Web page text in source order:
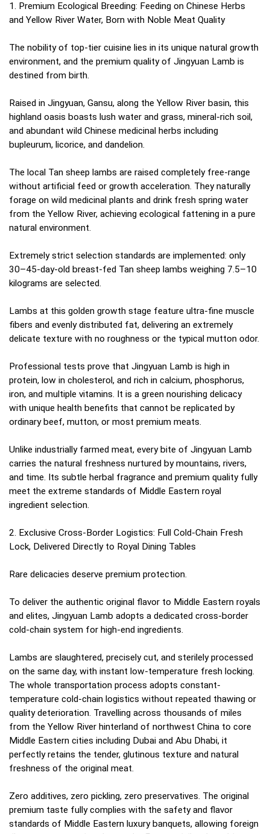
1. Premium Ecological Breeding: Feeding on Chinese Herbs
and Yellow River Water, Born with Noble Meat Quality
The nobility of top-tier cuisine lies in its unique natural growth
environment, and the premium quality of Jingyuan Lamb is
destined from birth.
Raised in Jingyuan, Gansu, along the Yellow River basin, this
highland oasis boasts lush water and grass, mineral-rich soil,
and abundant wild Chinese medicinal herbs including
bupleurum, licorice, and dandelion.
The local Tan sheep lambs are raised completely free-range
without artificial feed or growth acceleration. They naturally
forage on wild medicinal plants and drink fresh spring water
from the Yellow River, achieving ecological fattening in a pure
natural environment.
Extremely strict selection standards are implemented: only
30–45-day-old breast-fed Tan sheep lambs weighing 7.5–10
kilograms are selected.
Lambs at this golden growth stage feature ultra-fine muscle
fibers and evenly distributed fat, delivering an extremely
delicate texture with no roughness or the typical mutton odor.
Professional tests prove that Jingyuan Lamb is high in
protein, low in cholesterol, and rich in calcium, phosphorus,
iron, and multiple vitamins. It is a green nourishing delicacy
with unique health benefits that cannot be replicated by
ordinary beef, mutton, or most premium meats.
Unlike industrially farmed meat, every bite of Jingyuan Lamb
carries the natural freshness nurtured by mountains, rivers,
and time. Its subtle herbal fragrance and premium quality fully
meet the extreme standards of Middle Eastern royal
ingredient selection.
2. Exclusive Cross-Border Logistics: Full Cold-Chain Fresh
Lock, Delivered Directly to Royal Dining Tables
Rare delicacies deserve premium protection.
To deliver the authentic original flavor to Middle Eastern royals
and elites, Jingyuan Lamb adopts a dedicated cross-border
cold-chain system for high-end ingredients.
Lambs are slaughtered, precisely cut, and sterilely processed
on the same day, with instant low-temperature fresh locking.
The whole transportation process adopts constant-
temperature cold-chain logistics without repeated thawing or
quality deterioration. Travelling across thousands of miles
from the Yellow River hinterland of northwest China to core
Middle Eastern cities including Dubai and Abu Dhabi, it
perfectly retains the tender, glutinous texture and natural
freshness of the original meat.
Zero additives, zero pickling, zero preservatives. The original
premium taste fully complies with the safety and flavor
standards of Middle Eastern luxury banquets, allowing foreign